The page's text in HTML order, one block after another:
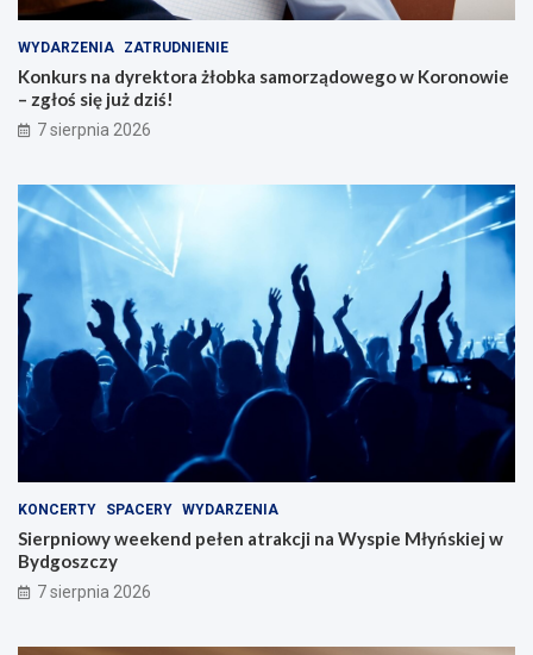
WYDARZENIA ZATRUDNIENIE
Konkurs na dyrektora żłobka samorządowego w Koronowie
– zgłoś się już dziś!
7 sierpnia 2026
KONCERTY SPACERY WYDARZENIA
Sierpniowy weekend pełen atrakcji na Wyspie Młyńskiej w
Bydgoszczy
7 sierpnia 2026